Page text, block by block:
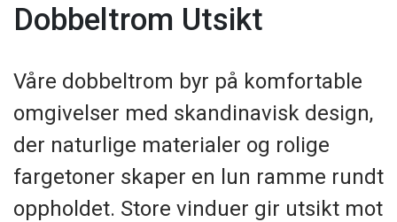
Dobbeltrom Utsikt
Våre dobbeltrom byr på komfortable
omgivelser med skandinavisk design,
der naturlige materialer og rolige
fargetoner skaper en lun ramme rundt
oppholdet. Store vinduer gir utsikt mot